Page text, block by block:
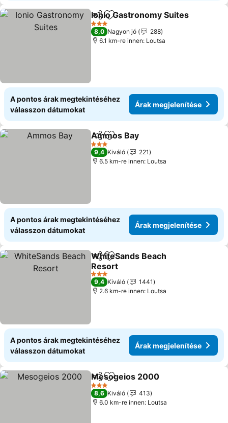
Megosztás
Hozzáadás a kedvencekhez
Ionio Gastronomy Suites
3 Kategória
8,0 Nagyon jó
288
6.1 km-re innen: Loutsa
A pontos árak megtekintéséhez
válasszon dátumokat
Árak megjelenítése
Megosztás
Hozzáadás a kedvencekhez
Ammos Bay
3 Kategória
9,4 Kiváló
221
6.5 km-re innen: Loutsa
A pontos árak megtekintéséhez
válasszon dátumokat
Árak megjelenítése
Megosztás
Hozzáadás a kedvencekhez
WhiteSands Beach
Resort
Árak megjelenítése
3 Kategória
9,4 Kiváló
1441
2.6 km-re innen: Loutsa
A pontos árak megtekintéséhez
válasszon dátumokat
Árak megjelenítése
Megosztás
Hozzáadás a kedvencekhez
Mesogeios 2000
3 Kategória
8,6 Kiváló
413
6.0 km-re innen: Loutsa